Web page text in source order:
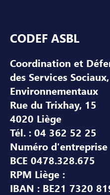
CODEF ASBL
Coordination et
des Services
Environnementaux
Rue du Trixhay, 15
4020 Liège
Tél. : 04 362 52 25
Numéro d'entreprise
BCE 0478.328.675
RPM Liège :
IBAN : BE21 7320